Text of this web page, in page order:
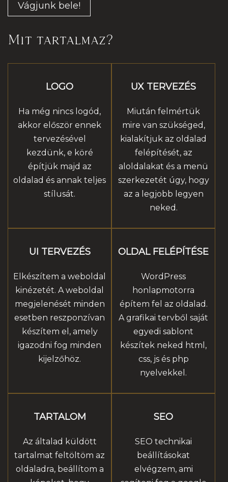
Vágjunk bele!
Mit tartalmaz?
LOGO
Ha még nincs logód,
akkor először ennek
tervezésével
kezdünk, e köré
építjük majd az
oldalad és annak teljes
stílusát.
UX TERVEZÉS
Miután felmértük
mire van szükséged,
kialakítjuk az oldalad
felépítését, az
aloldalakat és a menü
szerkezetét úgy, hogy
az a legjobb legyen
neked.
UI TERVEZÉS
Elkészítem a weboldal
kinézetét. A weboldal
megjelenését minden
esetben reszponzívan
készítem el, amely
igazodni fog minden
kijelzőhöz.
OLDAL FELÉPÍTÉSE
WordPress
honlapmotorra
építem fel az oldalad.
A grafikai tervből saját
egyedi sablont
készítek neked html,
css, js és php
nyelvekkel.
TARTALOM
Az általad küldött
tartalmat feltöltöm az
oldaladra, beállítom a
SEO
SEO technikai
beállításokat
elvégzem, ami